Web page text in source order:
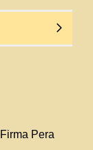
Pera